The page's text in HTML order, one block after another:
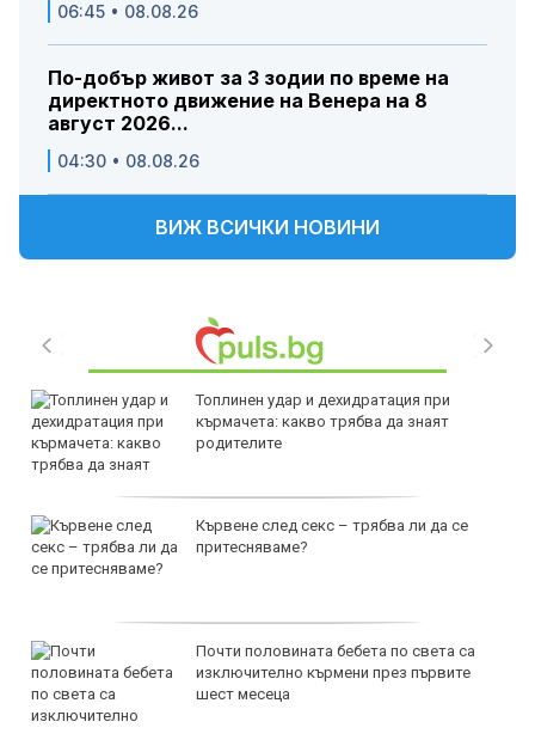
06:45 • 08.08.26
По-добър живот за 3 зодии по време на
директното движение на Венера на 8
август 2026...
04:30 • 08.08.26
ВИЖ ВСИЧКИ НОВИНИ
Топлинен удар и дехидратация при
кърмачета: какво трябва да знаят
родителите
Кървене след секс – трябва ли да се
притесняваме?
Почти половината бебета по света са
изключително кърмени през първите
шест месеца